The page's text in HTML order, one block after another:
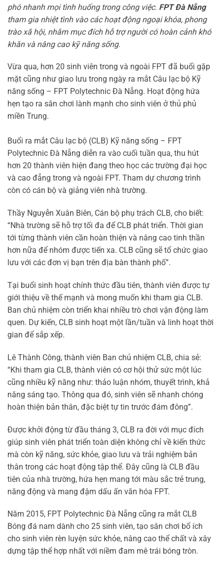
phó nhanh mọi tình huống trong công việc. FPT Đà Nẵng
tham gia nhiệt tình vào các hoạt động ngoại khóa, phong
trào xã hội, nhằm mục đích hỗ trợ người có hoàn cảnh khó
khăn và nâng cao kỹ năng sống.
Vừa qua, hơn 20 sinh viên trong và ngoài FPT đã buổi gặp
mặt cũng như giao lưu trong ngày ra mắt Câu lạc bộ Kỹ
năng sống – FPT Polytechnic Đà Nẵng. Hoạt động hứa
hẹn tạo ra sân chơi lành mạnh cho sinh viên ở thủ phủ
miền Trung.
Buổi ra mắt Câu lạc bộ (CLB) Kỹ năng sống – FPT
Polytechnic Đà Nẵng diễn ra vào cuối tuần qua, thu hút
hơn 20 thành viên hiện đang theo học các trường đại học
và cao đẳng trong và ngoài FPT. Tham dự chương trình
còn có cán bộ và giảng viên nhà trường.
Thầy Nguyễn Xuân Biên, Cán bộ phụ trách CLB, cho biết:
“Nhà trường sẽ hỗ trợ tối đa để CLB phát triển. Thời gian
tới từng thành viên cần hoàn thiện và nâng cao tinh thần
hơn nữa để nhóm được tiến xa. CLB cũng sẽ tổ chức giao
lưu với các đơn vị bạn trên địa bàn thành phố”.
Tại buổi sinh hoạt chính thức đầu tiên, thành viên được tự
giới thiệu về thế mạnh và mong muốn khi tham gia CLB.
Ban chủ nhiệm còn triển khai nhiều trò chơi vận động làm
quen. Dự kiến, CLB sinh hoạt một lần/tuần và linh hoạt thời
gian để sắp xếp.
Lê Thành Công, thành viên Ban chủ nhiệm CLB, chia sẻ:
“Khi tham gia CLB, thành viên có cơ hội thử sức một lúc
cũng nhiều kỹ năng như: thảo luận nhóm, thuyết trình, khả
năng sáng tạo. Thông qua đó, sinh viên sẽ nhanh chóng
hoàn thiện bản thân, đặc biệt tự tin trước đám đông”.
Được khởi động từ đầu tháng 3, CLB ra đời với mục đích
giúp sinh viên phát triển toàn diện không chỉ về kiến thức
mà còn kỹ năng, sức khỏe, giao lưu và trải nghiệm bản
thân trong các hoạt động tập thể. Đây cũng là CLB đầu
tiên của nhà trường, hứa hẹn mang tới màu sắc trẻ trung,
năng động và mang đậm dấu ấn văn hóa FPT.
Năm 2015, FPT Polytechnic Đà Nẵng cũng ra mắt CLB
Bóng đá nam dành cho 25 sinh viên, tạo sân chơi bổ ích
cho sinh viên rèn luyện sức khỏe, nâng cao thể chất và xây
dựng tập thể hợp nhất với niềm đam mê trái bóng tròn.